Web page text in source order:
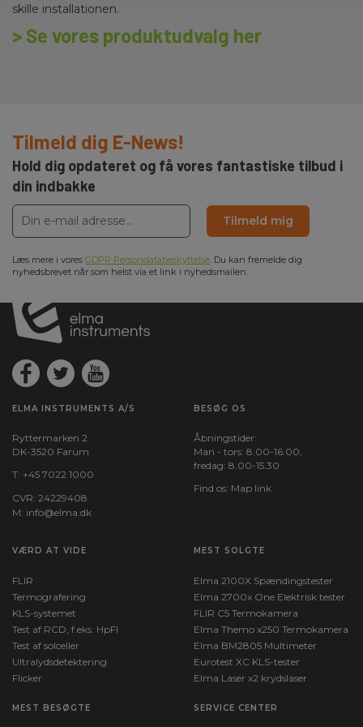
skille installationen.
> Se vores produktudvalg her
Tilmeld dig E-News!
Hold dig opdateret og få vores fantastiske tilbud i
din indbakke
Tilmeld mig
Læs mere i vores GDPR Persondatabeskyttelse. Du kan fremelde dig
nyhedsbrevet når som helst via et link i nyhedsmailen.
ELMA INSTRUMENTS A/S
Ryttermarken 2
DK-3520 Farum
T: +45 7022 1000
CVR: 24229408
M: info@elma.dk
BESØG OS
Åbningstider:
Man - tors: 8.00-16.00,
fredag: 8.00-15.30
Find os: Map link
VÆRD AT VIDE
FLIR
Termografering
KLS-systemet
Test af RCD, f.eks. HpFI
Test af solceller
Ultralydsdetektering
Flicker
MEST SOLGTE
Elma 2100X Spændingstester
Elma 2700x One Elektrisk tester
FLIR C5 Termokamera
Elma Themo x250 Termokamera
Elma BM2805 Multimeter
Eurotest XC KLS-tester
Elma Laser x2 krydslaser
MEST BESØGTE SERVICE CENTER